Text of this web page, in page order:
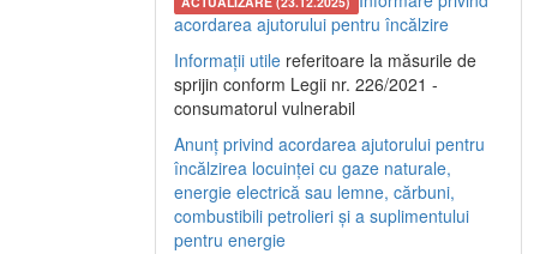
acordarea ajutorului pentru încălzire
Informații utile referitoare la măsurile de
sprijin conform Legii nr. 226/2021 -
consumatorul vulnerabil
Anunț privind acordarea ajutorului pentru
încălzirea locuinței cu gaze naturale,
energie electrică sau lemne, cărbuni,
combustibili petrolieri și a suplimentului
pentru energie